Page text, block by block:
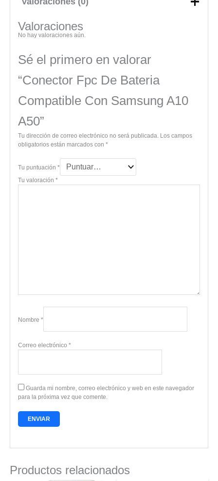
Valoraciones
No hay valoraciones aún.
Sé el primero en valorar
“Conector Fpc De Bateria
Compatible Con Samsung A10
A50”
Tu dirección de correo electrónico no será publicada. Los campos
obligatorios están marcados con *
Tu puntuación *
Tu valoración *
Nombre *
Correo electrónico *
Guarda mi nombre, correo electrónico y web en este navegador
para la próxima vez que comente.
Productos relacionados